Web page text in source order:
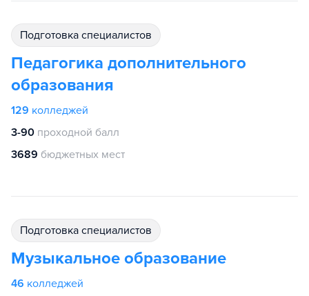
подготовка специалистов
Педагогика дополнительного
образования
129 колледжей
3-90 проходной балл
3689 бюджетных мест
подготовка специалистов
Музыкальное образование
46 колледжей